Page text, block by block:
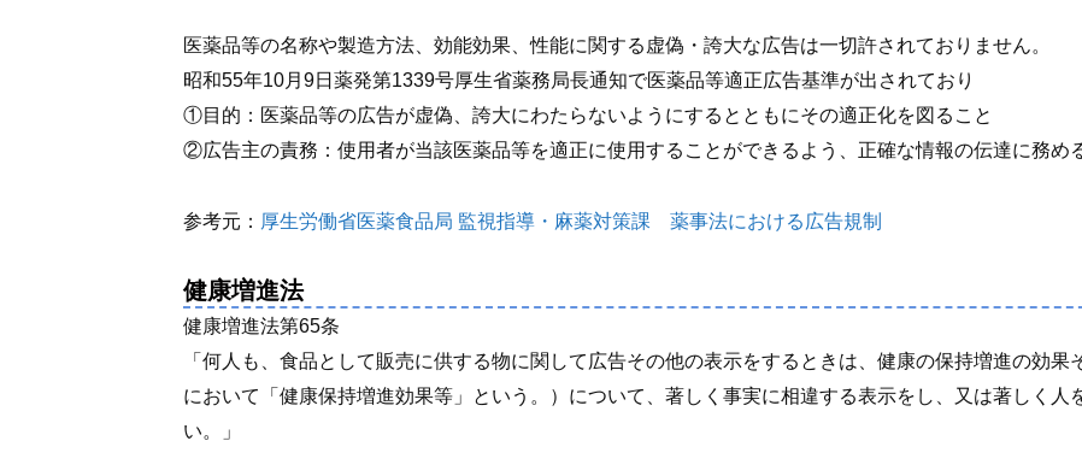
医薬品等の名称や製造方法、効能効果、性能に関する虚偽・誇大な広告は一切許されておりません。
昭和55年10月9日薬発第1339号厚生省薬務局長通知で医薬品等適正広告基準が出されており
①目的：医薬品等の広告が虚偽、誇大にわたらないようにするとともにその適正化を図ること
②広告主の責務：使用者が当該医薬品等を適正に使用することができるよう、正確な情報の伝達に務め
参考元： 厚生労働省医薬食品局 監視指導・麻薬対策課 薬事法における広告規制
健康増進法
健康増進法第65条
「何人も、食品として販売に供する物に関して広告その他の表示をするときは、健康の保持増進の効
において「健康保持増進効果等」という。）について、著しく事実に相違する表示をし、又は著しく人
い。」